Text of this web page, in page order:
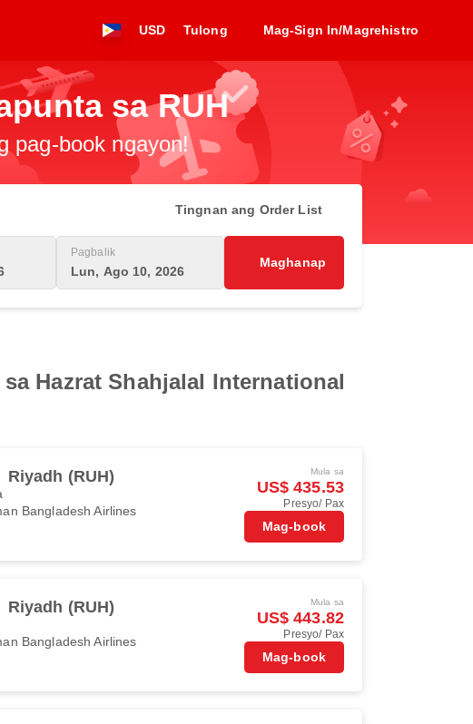
USD Tulong Mag-Sign In/Magrehistro
sa RUH
pag-book ngayon!
Tingnan ang Order List
Pagbalik
Lun, Ago 10, 2026
Maghanap
Hazrat Shahjalal International
Riyadh (RUH)
Bangladesh Airlines
Mula sa
US$ 435.53
Presyo/ Pax
Mag-book
Riyadh (RUH)
Bangladesh Airlines
Mula sa
US$ 443.82
Presyo/ Pax
Mag-book